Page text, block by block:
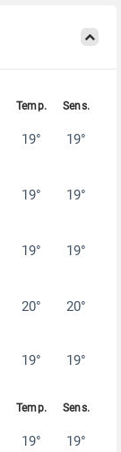
19° 19°
19° 19°
19° 19°
20° 20°
19° 19°
19° 19°